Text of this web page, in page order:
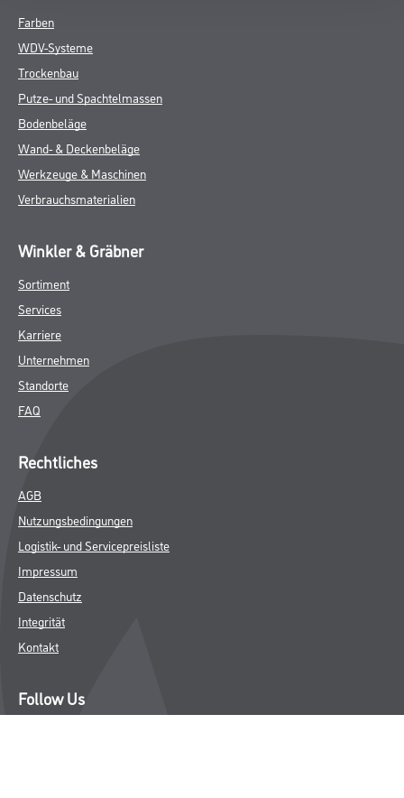
Farben
WDV-Systeme
Trockenbau
Putze- und Spachtelmassen
Bodenbeläge
Wand- & Deckenbeläge
Werkzeuge & Maschinen
Verbrauchsmaterialien
Winkler & Gräbner
Sortiment
Services
Karriere
Unternehmen
Standorte
FAQ
Rechtliches
AGB
Nutzungsbedingungen
Logistik- und Servicepreisliste
Impressum
Datenschutz
Integrität
Kontakt
Follow Us